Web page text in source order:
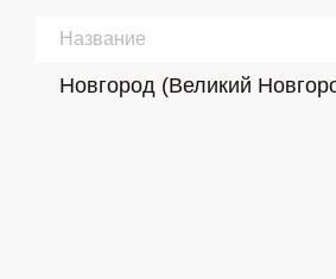
Название
Новгород (Великий